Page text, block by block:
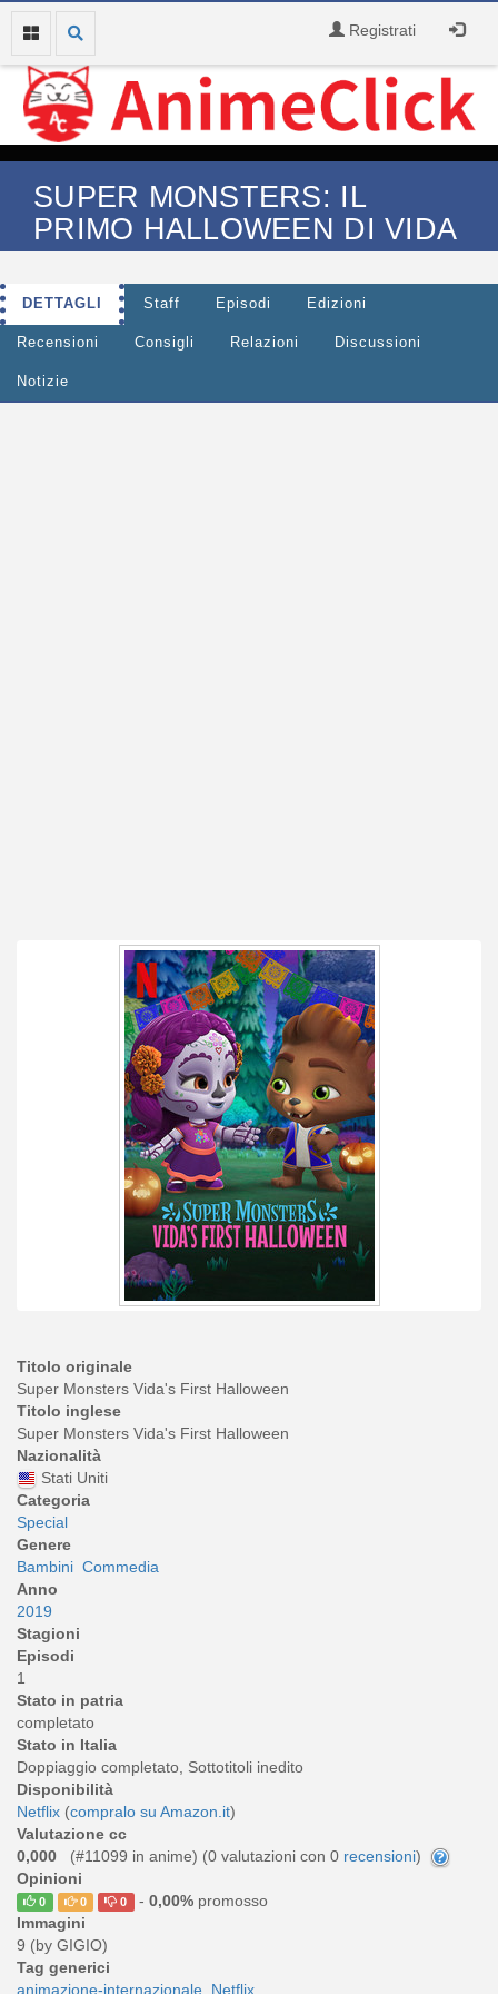
Registrati
SUPER MONSTERS: IL
PRIMO HALLOWEEN DI VIDA
DETTAGLI Staff Episodi Edizioni
Recensioni Consigli Relazioni Discussioni
Notizie
Titolo originale
Super Monsters Vida's First Halloween
Titolo inglese
Super Monsters Vida's First Halloween
Nazionalità
Stati Uniti
Categoria
Special
Genere
Bambini Commedia
Anno
2019
Stagioni
Episodi
1
Stato in patria
completato
Stato in Italia
Doppiaggio completato, Sottotitoli inedito
Disponibilità
Netflix (compralo su Amazon.it)
Valutazione cc
0,000
(#11099 in anime) (0 valutazioni con 0 recensioni)
Opinioni
0 0 0 - 0,00%promosso
Immagini
9 (by GIGIO)
Tag generici
animazione-internazionale Netflix